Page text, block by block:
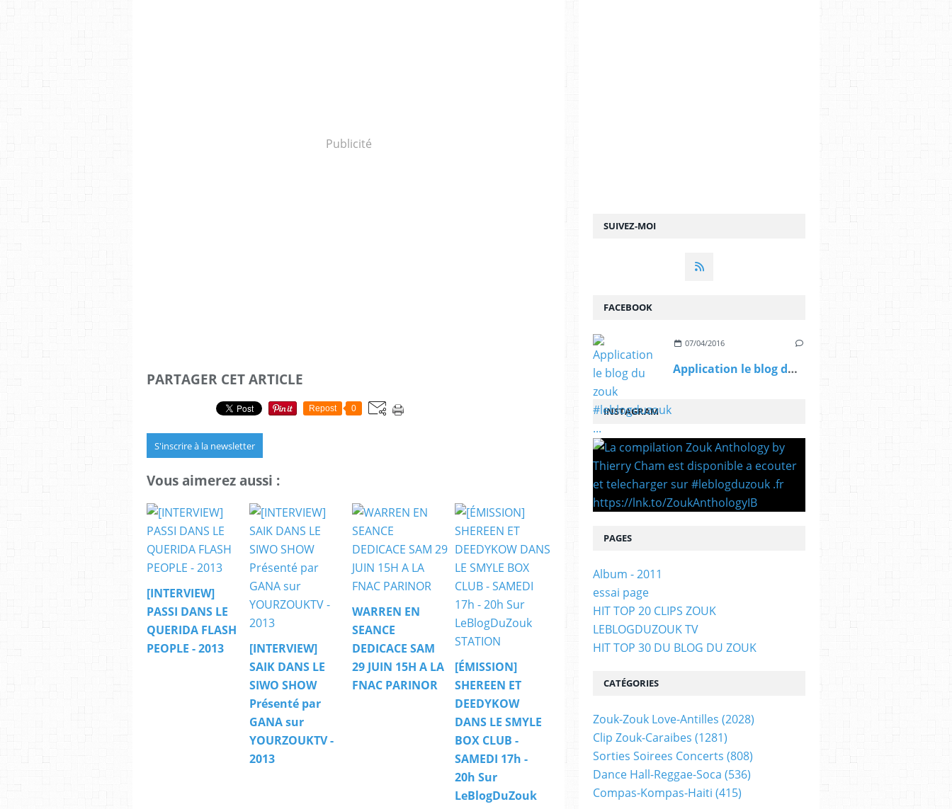
Publicité
PARTAGER CET ARTICLE
Repost 0
S'inscrire à la newsletter
Vous aimerez aussi :
[INTERVIEW]
PASSI DANS LE
QUERIDA FLASH
PEOPLE - 2013
[INTERVIEW]
SAIK DANS LE
SIWO SHOW
Présenté par
GANA sur
YOURZOUKTV -
2013
WARREN EN
SEANCE
DEDICACE SAM
29 JUIN 15H A LA
FNAC PARINOR
[ÉMISSION]
SHEREEN ET
DEEDYKOW
DANS LE SMYLE
BOX CLUB -
SAMEDI 17h -
20h Sur
LeBlogDuZouk
SUIVEZ-MOI
FACEBOOK
07/04/2016
Application le blog du zouk #leblogduzouk ...
INSTAGRAM
PAGES
Album - 2011
essai page
HIT TOP 20 CLIPS ZOUK
LEBLOGDUZOUK TV
HIT TOP 30 DU BLOG DU ZOUK
CATÉGORIES
Zouk-Zouk Love-Antilles (2028)
Clip Zouk-Caraibes (1281)
Sorties Soirees Concerts (808)
Dance Hall-Reggae-Soca (536)
Compas-Kompas-Haiti (415)